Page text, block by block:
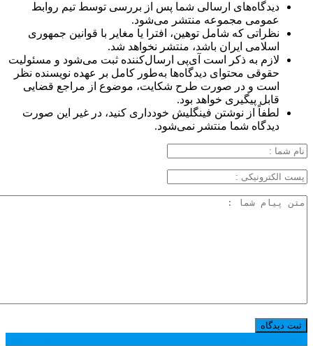
دیدگاه‌های ارسالی شما پس از بررسی توسط تیم روابط
عمومی مجموعه منتشر می‌شود.
نظراتی که شامل توهین، افترا یا مغایر با قوانین جمهوری
اسلامی ایران باشد، منتشر نخواهد شد.
لازم به ذکر است آی‌پی ارسال‌کننده ثبت می‌شود و مسئولیت
حقوقی محتوای دیدگاه‌ها به‌طور کامل بر عهده نویسنده نظر
است و در صورت طرح شکایت، موضوع از مراجع قضایی
قابل پیگیری خواهد بود.
لطفاً از نوشتن فینگلیش خودداری کنید، در غیر این صورت
دیدگاه شما منتشر نمی‌شود.